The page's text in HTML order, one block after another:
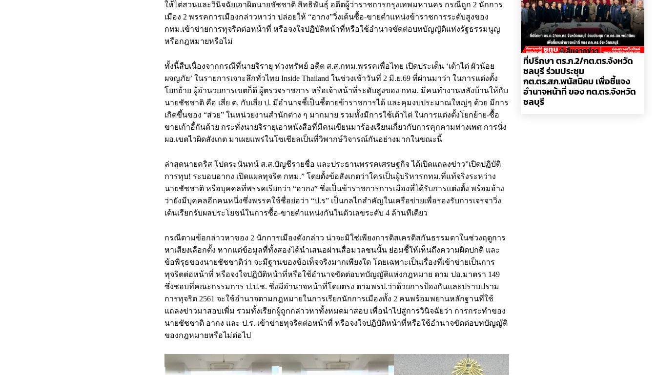
ให้ไต่สวนและวินิจฉัยเอาผิดนายชัชชาติ สิทธิพันธุ์ อดีตผู้ว่าราชการกรุงเทพมหานคร กรณีถูก 2 นักการ
เมือง 2 พรรคการเมืองกล่าวหาว่า ปล่อยให้ “อากง”วิ่งเต้นซื้อ-ขายตำแหน่งข้าราชการระดับสูงของ
กทม.เข้าข่ายการทุจริตต่อหน้าที่ หรือจงใจปฏิบัติหน้าที่หรือใช้อำนาจขัดต่อบทบัญญัติแห่งรัฐธรรมนูญ
หรือกฎหมายหรือไม่
ทั้งนี้สืบเนื่องจากกรณีที่นายจิรายุ ห่วงทรัพย์ อดีต ส.ส.กทม.พรรคเพื่อไทย เปิดประเด็น ‘เต้าไต่ ผัวน้อย
ผจญภัย’ ในรายการเจาะลึกทั่วไทย Inside Thailand ในช่วงเช้าวันที่ 2 มิ.ย.69 ที่ผ่านมาว่า ในการแต่งตั้ง
โยกย้าย ผู้อำนวยการเขตก็ดี ผู้ตรวจราชการ หรือเจ้าหน้าที่ระดับสูงของ กทม. มีคนทำงานหลังบ้านให้กับ
นายชัชชาติ คือ เสี่ย ต. กับเสี่ย ป. มีอำนาจชี้เป็นชี้ตายข้าราชการได้ และคุมงบประมาณใหญ่ๆ ด้วย มีการ
เกิดขึ้นของ “ส่วย” ในหน่วยงานสำนักต่าง ๆ มากมาย รวมทั้งมีการใช้เต้าไต่ ในการแต่งตั้งโยกย้าย-ซื้อ
ขายเก้าอี้กันด้วย กระทั่งนายจิรายุเอาหนังสือที่มีคนเขียนมาร้องเรียนเกี่ยวกับการคุกคามท่างเพศ การนั่ง
ผอ.เขตไวผิดสังเกต มาเผยแพร่ในโซเชียลเป็นที่วิพากษ์วิจารณ์กันอย่างมากในขณะนี้
ล่าสุดนายคริส โปตระนันทน์ ส.ส.บัญชีรายชื่อ และประธานพรรคเศรษฐกิจ ได้เปิดแถลงข่าว”เปิดปฏิบัติ
การทุบ! ระบอบอากง เปิดแผลทุจริต กทม.” โดยตั้งข้อสังเกตว่าใครเป็นผู้บริหารกทม.ที่แท้จริงระหว่าง
นายชัชชาติ หรือบุคคลที่พรรคเรียกว่า “อากง” ซึ่งเป็นข้าราชการการเมืองที่ได้รับการแต่งตั้ง พร้อมอ้าง
ว่ายังมีบุคคลอีกคนหนึ่งซึ่งพรรคใช้ชื่อย่อว่า “ป.ร” เป็นกลไกสำคัญในเครือข่ายเพื่อรองรับการเจรจาวิ่ง
เต้นเรียกรับผลประโยชน์ในการซื้อ-ขายตำแหน่งกันในตัวเลขระดับ 4 ล้านทีเดียว
กรณีตามข้อกล่าวหาของ 2 นักการเมืองดังกล่าว น่าจะมิใช่เพียงการดิสเครดิสกันธรรมดาในช่วงฤดูการ
หาเสียงเลือกตั้ง หากแต่ข้อมูลที่ทั้งสองได้นำเสนอผ่านสื่อมวลชนนั้น ย่อมชี้ให้เห็นถึงความผิดปกติ และ
ข้อพิรุธของนายชัชชาติว่า จะมีฐานของข้อเท็จจริงมากเพียงใด โดยเฉพาะเป็นเรื่องที่เข้าข่ายเป็นการ
ทุจริตต่อหน้าที่ หรือจงใจปฏิบัติหน้าที่หรือใช้อำนาจขัดต่อบทบัญญัติแห่งกฎหมาย ตาม ปอ.มาตรา 149
ซึ่งชอบที่คณะกรรมการ ป.ป.ช. ซึ่งมีอำนาจหน้าที่โดยตรง ตามพรป.ว่าด้วยการป้องกันและปราบปราม
การทุจริต 2561 จะใช้อำนาจตามกฎหมายในการเรียกนักการเมืองทั้ง 2 คนพร้อมพยานหลักฐานที่ใช้
แถลงข่าวมาสอบเพิ่ม รวมทั้งเรียกผู้ถูกกล่าวหาทั้งหมดมาสอบ เพื่อนำไปสู่การวินิจฉัยว่า การกระทำของ
นายชัชชาติ อากง และ ป.ร. เข้าข่ายทุจริตต่อหน้าที่ หรือจงใจปฏิบัติหน้าที่หรือใช้อำนาจขัดต่อบทบัญญัติ
ของกฎหมายหรือไม่ต่อไป
ที่ปรึกษา ตร.ภ.2/กต.ตร.จังหวัด
ชลบุรี ร่วมประชุม
กต.ตร.สภ.พนัสนิคม เพื่อชี้แจง
อำนาจหน้าที่ ของ กต.ตร.จังหวัด
ชลบุรี